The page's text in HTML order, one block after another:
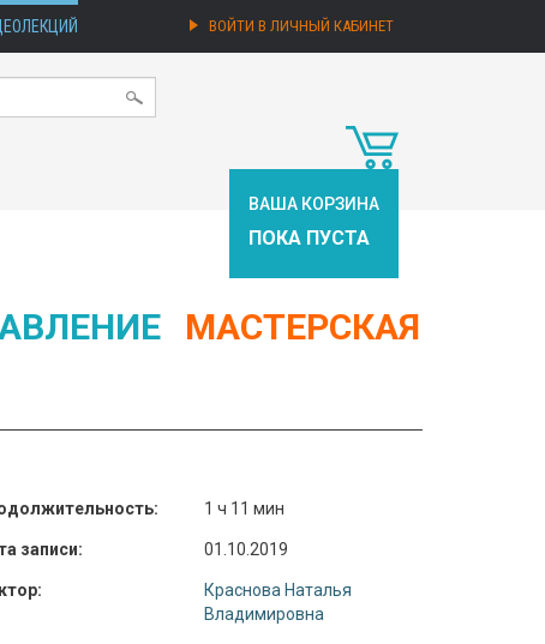
ВОЙТИ В ЛИЧНЫЙ КАБИНЕТ
ВАША КОРЗИНА
ПОКА ПУСТА
МАСТЕРСКАЯ
1 ч 11 мин
записи: 01.10.2019
Краснова Наталья
Владимировна